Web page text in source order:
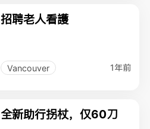
招聘老人看護
Vancouver 1年前
全新助行拐杖，仅60刀